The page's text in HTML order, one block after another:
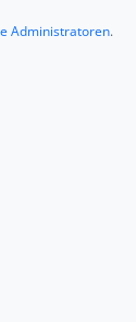
Administratoren.